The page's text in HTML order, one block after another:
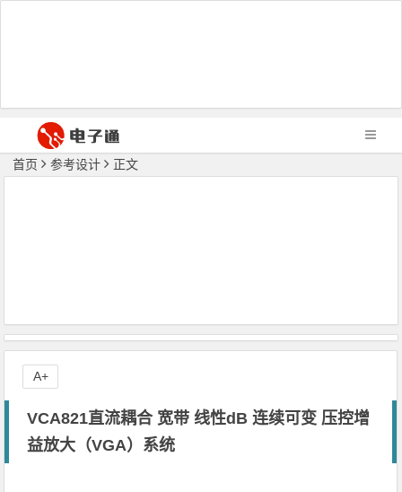
首页 参考设计 正文
​VCA821直流耦合 宽带 线性dB 连续可变 压控增
益放大（VGA）系统
A+